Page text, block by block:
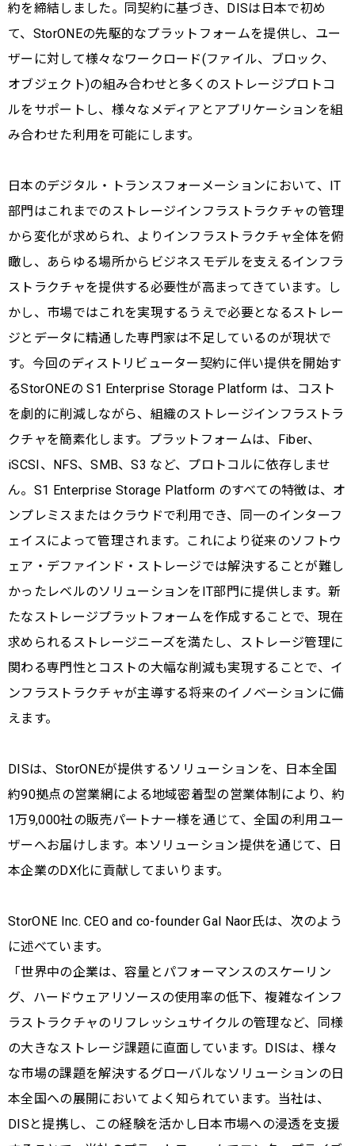
約を締結しました。同契約に基づき、DISは日本で初め
て、StorONEの先駆的なプラットフォームを提供し、ユー
ザーに対して様々なワークロード(ファイル、ブロック、
オブジェクト)の組み合わせと多くのストレージプロトコ
ルをサポートし、様々なメディアとアプリケーションを組
み合わせた利用を可能にします。
日本のデジタル・トランスフォーメーションにおいて、IT
部門はこれまでのストレージインフラストラクチャの管理
から変化が求められ、よりインフラストラクチャ全体を俯
瞰し、あらゆる場所からビジネスモデルを支えるインフラ
ストラクチャを提供する必要性が高まってきています。し
かし、市場ではこれを実現するうえで必要となるストレー
ジとデータに精通した専門家は不足しているのが現状で
す。今回のディストリビューター契約に伴い提供を開始す
るStorONEの S1 Enterprise Storage Platform は、コスト
を劇的に削減しながら、組織のストレージインフラストラ
クチャを簡素化します。プラットフォームは、Fiber、
iSCSI、NFS、SMB、S3 など、プロトコルに依存しませ
ん。S1 Enterprise Storage Platform のすべての特徴は、オ
ンプレミスまたはクラウドで利用でき、同一のインターフ
ェイスによって管理されます。これにより従来のソフトウ
ェア・デファインド・ストレージでは解決することが難し
かったレベルのソリューションをIT部門に提供します。新
たなストレージプラットフォームを作成することで、現在
求められるストレージニーズを満たし、ストレージ管理に
関わる専門性とコストの大幅な削減も実現することで、イ
ンフラストラクチャが主導する将来のイノベーションに備
えます。
DISは、StorONEが提供するソリューションを、日本全国
約90拠点の営業網による地域密着型の営業体制により、約
1万9,000社の販売パートナー様を通じて、全国の利用ユー
ザーへお届けします。本ソリューション提供を通じて、日
本企業のDX化に貢献してまいります。
StorONE Inc. CEO and co-founder Gal Naor⽒は、次のよう
に述べています。
「世界中の企業は、容量とパフォーマンスのスケーリン
グ、ハードウェアリソースの使用率の低下、複雑なインフ
ラストラクチャのリフレッシュサイクルの管理など、同様
の大きなストレージ課題に直面しています。DISは、様々
な市場の課題を解決するグローバルなソリューションの日
本全国への展開においてよく知られています。当社は、
DISと提携し、この経験を活かし日本市場への浸透を支援